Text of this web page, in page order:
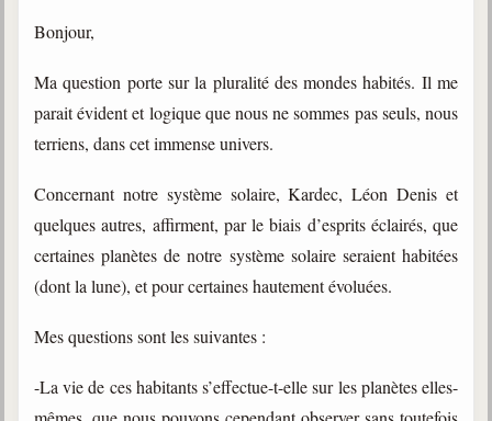
Bonjour,
Ma question porte sur la pluralité des mondes habités. Il me
parait évident et logique que nous ne sommes pas seuls, nous
terriens, dans cet immense univers.
Concernant notre système solaire, Kardec, Léon Denis et
quelques autres, affirment, par le biais d’esprits éclairés, que
certaines planètes de notre système solaire seraient habitées
(dont la lune), et pour certaines hautement évoluées.
Mes questions sont les suivantes :
-La vie de ces habitants s’effectue-t-elle sur les planètes elles-